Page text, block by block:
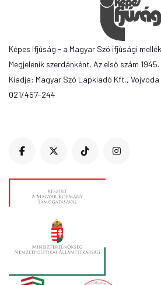
Képes Ifjúság - a Magyar Szó ifjúsági
Megjelenik szerdánként. Az első szám
Kiadja: Magyar Szó Lapkiadó Kft., Vojvoda
021/457-244